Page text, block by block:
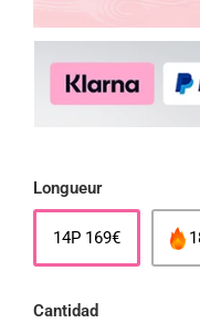
Longueur
14P 169€
Cantidad